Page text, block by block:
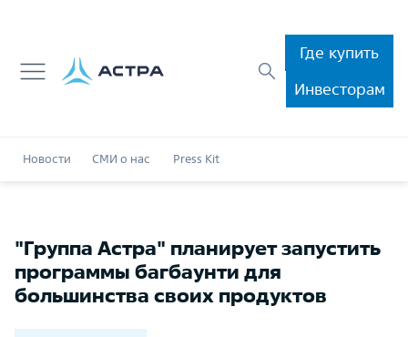
Где купить
Инвесторам
Новости СМИ о нас Press Kit
"Группа Астра" планирует запустить
программы багбаунти для
большинства своих продуктов